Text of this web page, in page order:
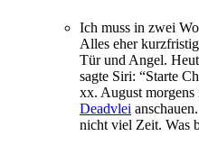
Ich muss in zwei
Alles eher
Tür und Angel.
sagte Siri: “Starte
xx. August
Deadvlei
nicht viel Zeit. Was